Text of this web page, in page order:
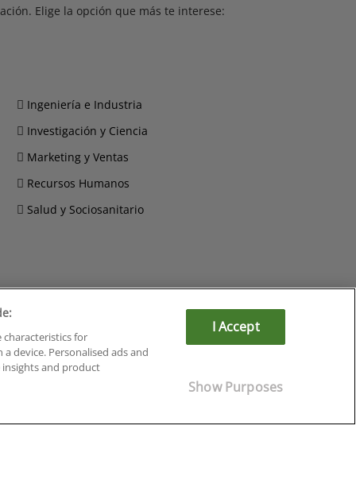
Elige la opción que más te interese:
Ingeniería e Industria
Investigación y Ciencia
Marketing y Ventas
Recursos Humanos
Salud y Sociosanitario
Cursos en Tarragona
Cursos en Tenerife
Cursos en Toledo
Cursos en Zaragoza
characteristics for
device. Personalised ads and
and product
I Accept
Show Purposes